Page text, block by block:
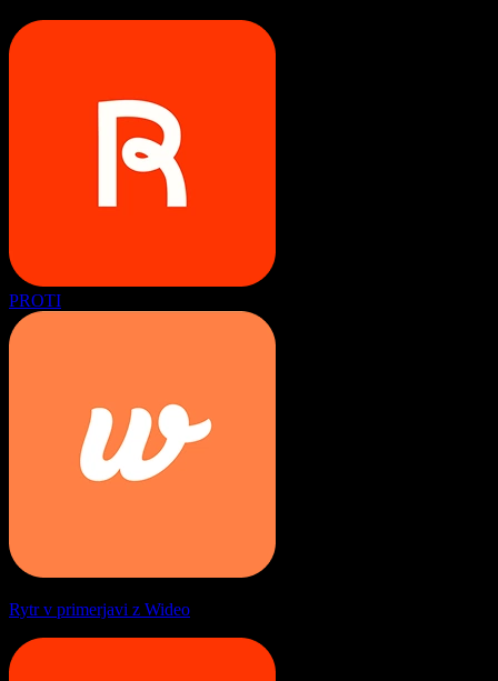
PROTI
Rytr v primerjavi z Wideo